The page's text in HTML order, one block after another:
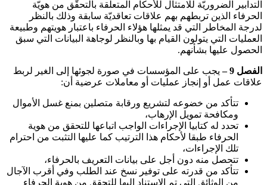
التدابير الضروريّة للامتثال للأحكام المتعلّقة بالتحقّق من هويّة
الحرفاء الذين تربطهم بهم علاقات تعاقديّة سابقة وذلك بالنظر
لدرجة المخاطر التي قد يمثلها هؤلاء الحرفاء باعتبار هويتهم وطبيعة
العمليات التي يتولون القيام بها وبالنظر لوجاهة البيانات التي سبق
الحصول عليها بشأنهم.
الفصل 9 –
يجب على المؤسسات في صورة لجوئها إلى الغير لربط
علاقات عمل أو إنجاز عمليات أو معاملات عرضية أن:
تتأكد من خضوعه لتشريع ورقابة متصلين بمنع غسل الأموال
ومكافحة تمويل الإرهاب،
تحدد له كتابيا الإجراءات الواجب اتباعها للتحقق من هوية
الحرفاء طبقا لأحكام هذا الترتيب كما عليها التثبت من احترام
تلك الإجراءات،
تتحصل منه دون أجل على بيانات التعريف بالحرفاء،
تتأكد من قدرته على توفير نسخ عند الطلب وفي أقرب الآجال
من الوثائق التي تم الاستناد إليها للتحقق من هوية الحرفاء